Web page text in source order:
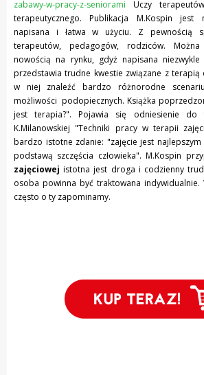
zabawy-w-pracy-z-seniorami Uczy
terapeutycznego. Publikacja M.Kospin jest
napisana i łatwa w użyciu. Z pewnością
terapeutów, pedagogów, rodziców.
nowością na rynku, gdyż napisana niezwykle
przedstawia trudne kwestie związane z terapią
w niej znaleźć bardzo różnorodne
możliwości podopiecznych. Książka
jest terapia?". Pojawia się odniesienie do
K.Milanowskiej "Techniki pracy w terapii
bardzo istotne zdanie: "zajęcie jest
podstawą szczęścia człowieka". M.Kospin
zajęciowej istotna jest droga i codzienny
osoba powinna być traktowana indywidualnie.
często o ty zapominamy.